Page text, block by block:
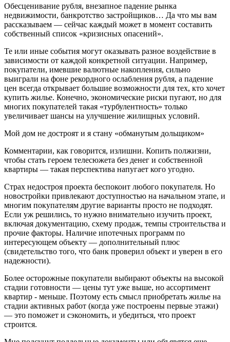
Обесценивание рубля, внезапное падение рынка
недвижимости, банкротство застройщиков… Да что мы вам
рассказываем — сейчас каждый может в момент составить
собственный список «кризисных опасений».
Те или иные события могут оказывать разное воздействие в
зависимости от каждой конкретной ситуации. Например,
покупатели, имевшие валютные накопления, сильно
выиграли на фоне рекордного ослабления рубля, а падение
цен всегда открывает большие возможности для тех, кто хочет
купить жилье. Конечно, экономические риски пугают, но для
многих покупателей такая «турбулентность» только
увеличивает шансы на улучшение жилищных условий.
Мой дом не достроят и я стану «обманутым дольщиком»
Комментарии, как говорится, излишни. Копить полжизни,
чтобы стать героем телесюжета без денег и собственной
квартиры — такая перспектива напугает кого угодно.
Страх недостроя проекта беспокоит любого покупателя. Но
новостройки привлекают доступностью на начальном этапе, и
многим покупателям другие варианты просто не подходят.
Если уж решились, то нужно внимательно изучить проект,
включая документацию, схему продаж, темпы строительства и
прочие факторы. Наличие ипотечных программ по
интересующем объекту — дополнительный плюс
(свидетельство того, что банк проверил объект и уверен в его
надежности).
Более осторожные покупатели выбирают объекты на высокой
стадии готовности — цены тут уже выше, но ассортимент
квартир - меньше. Поэтому есть смысл приобретать жилье на
стадии активных работ (когда уже построены первые этажи)
— это поможет и сэкономить, и убедиться, что проект
строится.